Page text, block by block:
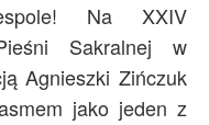
Na XXIV
Sakralnej w
Agnieszki Zińczuk
jako jeden z